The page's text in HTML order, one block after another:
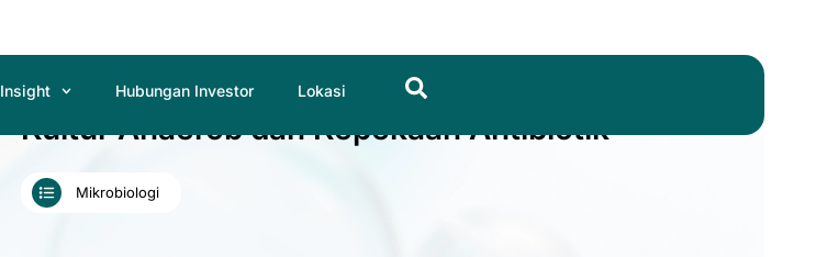
Insight Hubungan Investor Lokasi
Kultur Anaerob dan Kepekaan Antibiotik
Mikrobiologi